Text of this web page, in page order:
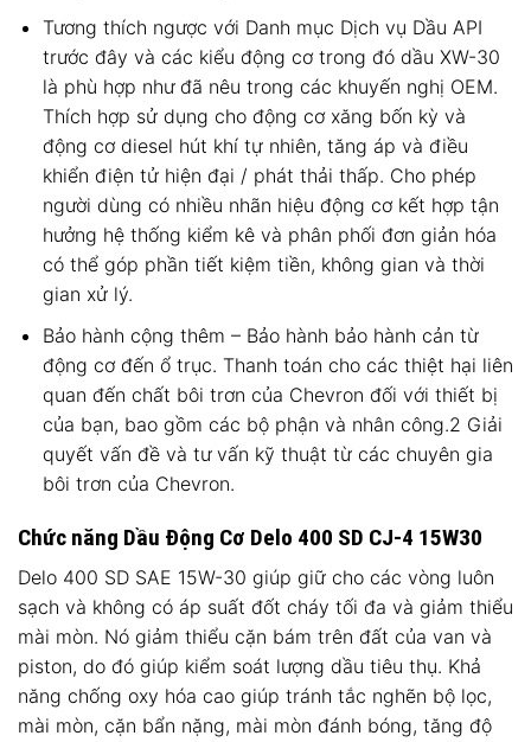
Tương thích ngược với Danh mục Dịch vụ Dầu API
trước đây và các kiểu động cơ trong đó dầu XW-30
là phù hợp như đã nêu trong các khuyến nghị OEM.
Thích hợp sử dụng cho động cơ xăng bốn kỳ và
động cơ diesel hút khí tự nhiên, tăng áp và điều
khiển điện tử hiện đại / phát thải thấp. Cho phép
người dùng có nhiều nhãn hiệu động cơ kết hợp tận
hưởng hệ thống kiểm kê và phân phối đơn giản hóa
có thể góp phần tiết kiệm tiền, không gian và thời
gian xử lý.
Bảo hành cộng thêm – Bảo hành bảo hành cản từ
động cơ đến ổ trục. Thanh toán cho các thiệt hại liên
quan đến chất bôi trơn của Chevron đối với thiết bị
của bạn, bao gồm các bộ phận và nhân công.2 Giải
quyết vấn đề và tư vấn kỹ thuật từ các chuyên gia
bôi trơn của Chevron.
Chức năng Dầu Động Cơ Delo 400 SD CJ-4 15W30
Delo 400 SD SAE 15W-30 giúp giữ cho các vòng luôn
sạch và không có áp suất đốt cháy tối đa và giảm thiểu
mài mòn. Nó giảm thiểu cặn bám trên đất của van và
piston, do đó giúp kiểm soát lượng dầu tiêu thụ. Khả
năng chống oxy hóa cao giúp tránh tắc nghẽn bộ lọc,
mài mòn, cặn bẩn nặng, mài mòn đánh bóng, tăng độ